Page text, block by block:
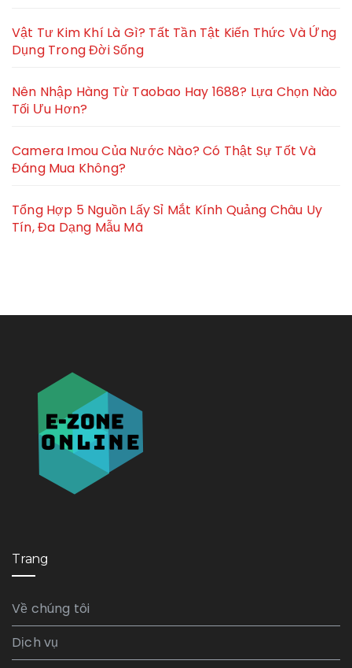
Vật Tư Kim Khí Là Gì? Tất Tần Tật Kiến Thức Và Ứng
Dụng Trong Đời Sống
Nên Nhập Hàng Từ Taobao Hay 1688? Lựa Chọn Nào
Tối Ưu Hơn?
Camera Imou Của Nước Nào? Có Thật Sự Tốt Và
Đáng Mua Không?
Tổng Hợp 5 Nguồn Lấy Sỉ Mắt Kính Quảng Châu Uy
Tín, Đa Dạng Mẫu Mã
Trang
Về chúng tôi
Dịch vụ